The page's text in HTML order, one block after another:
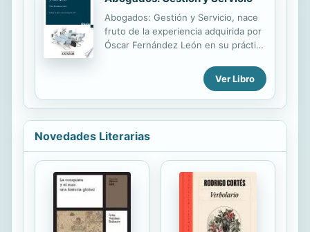
en él. Un Manual que, aunque tiene
vida propia, pretende ser también
una guía para el manejo de las Leyes
Administrativas, la conocida edición
mismo autor prepara para esta
Editorial y a la que a veces ahora
lectura...
Abogados: Gestión y Servicio, nace
fruto de la experiencia adquirida por
Óscar Fernández León en su práctica
ejercicio y en el desarrollo de
actividades de organización y
gestión como socio director de un
primera línea la transformación que
está viviendo en la actualidad el
sector de la abogacía, y la
consiguiente evolución de la figura
del profesional del derecho en el
siglo XXI. Dirigido a los profesionales
del derecho, tanto a los que inician
Ver Libro
Novedades Literarias